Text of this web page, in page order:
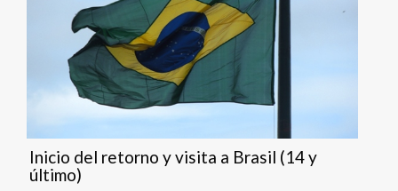
Inicio del retorno y visita a Brasil (14 y
último)